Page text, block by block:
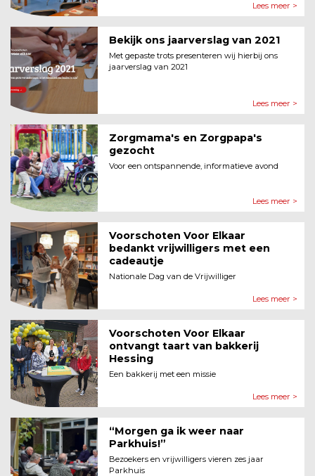
Lees meer >
Bekijk ons jaarverslag van 2021
Met gepaste trots presenteren wij hierbij ons
jaarverslag van 2021
Lees meer >
Zorgmama's en Zorgpapa's
gezocht
Voor een ontspannende, informatieve avond
Lees meer >
Voorschoten Voor Elkaar
bedankt vrijwilligers met een
cadeautje
Nationale Dag van de Vrijwilliger
Lees meer >
Voorschoten Voor Elkaar
ontvangt taart van bakkerij
Hessing
Een bakkerij met een missie
Lees meer >
“Morgen ga ik weer naar
Parkhuis!”
Bezoekers en vrijwilligers vieren zes jaar
Parkhuis